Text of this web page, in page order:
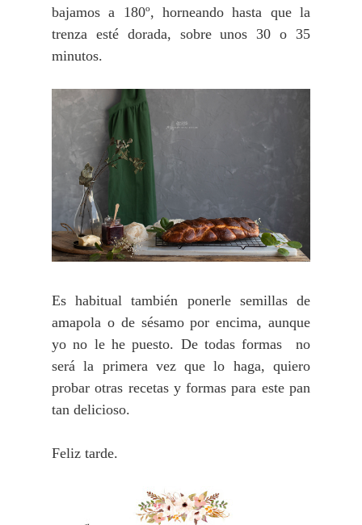
bajamos a 180º, horneando hasta que la
trenza esté dorada, sobre unos 30 o 35
minutos.
Es habitual también ponerle semillas de
amapola o de sésamo por encima, aunque
yo no le he puesto. De todas formas no
será la primera vez que lo haga, quiero
probar otras recetas y formas para este pan
tan delicioso.
Feliz tarde.